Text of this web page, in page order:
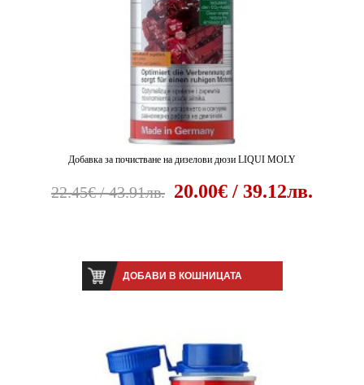
Добавка за почистване на дизелови дюзи LIQUI MOLY
22.45€ / 43.91лв. 20.00€ / 39.12лв.
ДОБАВИ В КОШНИЦАТА